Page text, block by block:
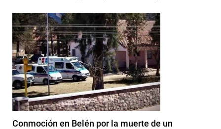
Conmoción en Belén por la muerte de un